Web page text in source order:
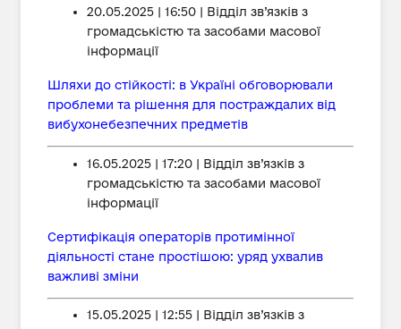
20.05.2025 | 16:50 | Відділ зв’язків з
громадськістю та засобами масової
інформації
Шляхи до стійкості: в Україні обговорювали
проблеми та рішення для постраждалих від
вибухонебезпечних предметів
16.05.2025 | 17:20 | Відділ зв’язків з
громадськістю та засобами масової
інформації
Сертифікація операторів протимінної
діяльності стане простішою: уряд ухвалив
важливі зміни
15.05.2025 | 12:55 | Відділ зв’язків з